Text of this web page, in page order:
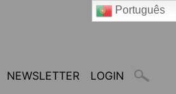
NEWSLETTER LOGIN
Português